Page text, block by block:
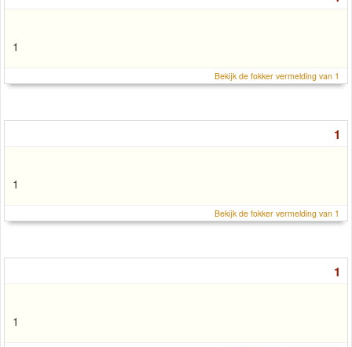
1
Bekijk de fokker vermelding van 1
1
1
Bekijk de fokker vermelding van 1
1
1